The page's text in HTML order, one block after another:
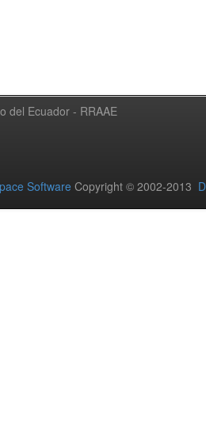
del Ecuador - RRAAE
Software Copyright © 2002-2013